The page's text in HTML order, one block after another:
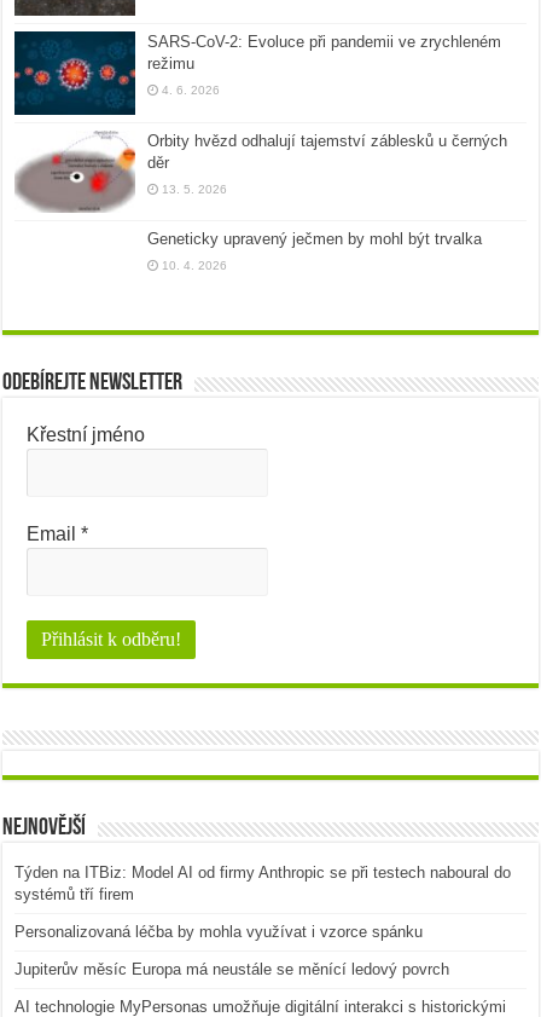
SARS-CoV-2: Evoluce při pandemii ve zrychleném
režimu
4. 6. 2026
Orbity hvězd odhalují tajemství záblesků u černých
děr
13. 5. 2026
Geneticky upravený ječmen by mohl být trvalka
10. 4. 2026
Odebírejte newsletter
Křestní jméno
Email*
Nejnovější
Týden na ITBiz: Model AI od firmy Anthropic se při testech naboural do
systémů tří firem
Personalizovaná léčba by mohla využívat i vzorce spánku
Jupiterův měsíc Europa má neustále se měnící ledový povrch
AI technologie MyPersonas umožňuje digitální interakci s historickými